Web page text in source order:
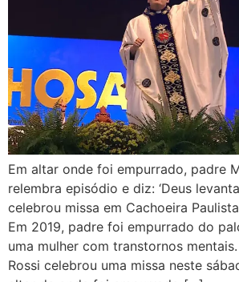
Em altar onde foi empurrado, padre
relembra episódio e diz: ‘Deus
celebrou missa em Cachoeira
Em 2019, padre foi empurrado do
uma mulher com transtornos
Rossi celebrou uma missa neste